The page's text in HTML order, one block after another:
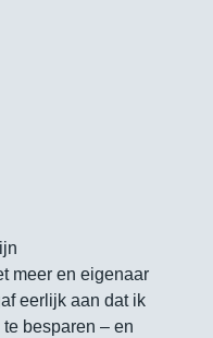
meer en eigenaar
eerlijk aan dat ik
besparen – en